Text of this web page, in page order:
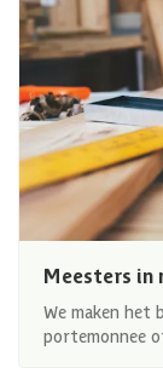
Meesters in
We maken het
portemonnee